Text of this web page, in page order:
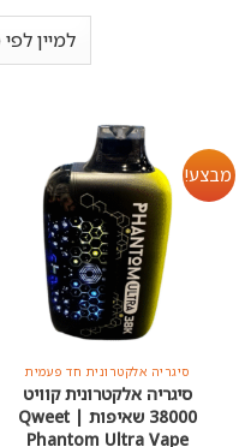
מבצע!
סיגריה אלקטרונית חד פעמית
סיגריה אלקטרונית קוויט
38000 שאיפות | Qweet
Phantom Ultra Vape